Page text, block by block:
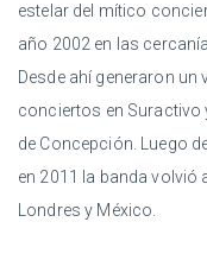
estelar del mítico
año 2002 en las
Desde ahí generaron
conciertos en Suractivo
de Concepción. Luego
en 2011 la banda volvió
Londres y México.